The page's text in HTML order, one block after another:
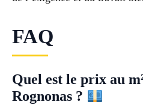
FAQ
Quel est le prix au
Rognonas ?